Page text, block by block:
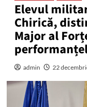
Elevul
Chirică,
Major al
admin 22